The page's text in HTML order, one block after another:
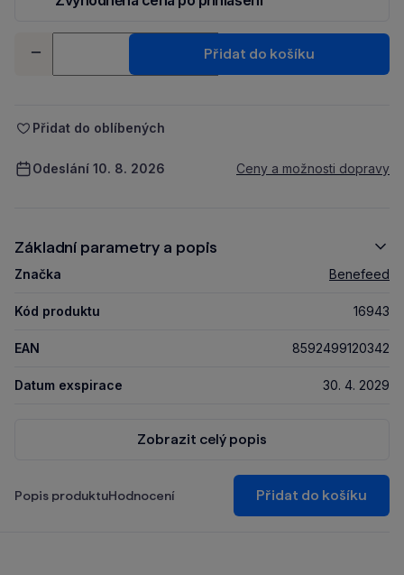
-
+
Přidat do košíku
Přidat do oblíbených
Odeslání 10. 8. 2026 Ceny a možnosti dopravy
Základní parametry a popis
Značka Benefeed
Kód produktu 16943
EAN 8592499120342
Datum exspirace 30. 4. 2029
Zobrazit celý popis
Popis produktuHodnocení Přidat do košíku